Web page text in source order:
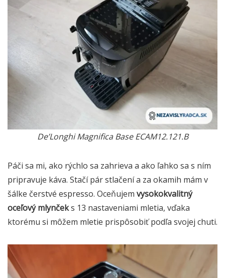
De’Longhi Magnifica Base ECAM12.121.B
Páči sa mi, ako rýchlo sa zahrieva a ako ľahko sa s ním
pripravuje káva. Stačí pár stlačení a za okamih mám v
šálke čerstvé espresso. Oceňujem vysokokvalitný
oceľový mlynčeks 13 nastaveniami mletia, vďaka
ktorému si môžem mletie prispôsobiť podľa svojej chuti.